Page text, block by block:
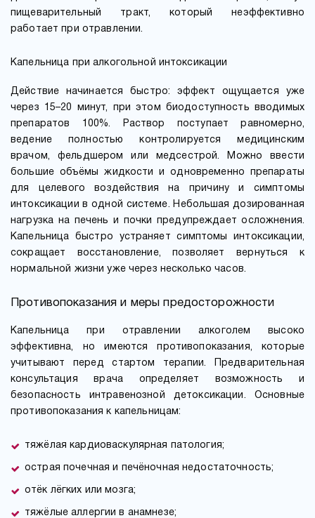
пищеварительный тракт, который неэффективно
работает при отравлении.
Капельница при алкогольной интоксикации
Действие начинается быстро: эффект ощущается уже
через 15–20 минут, при этом биодоступность вводимых
препаратов 100%. Раствор поступает равномерно,
ведение полностью контролируется медицинским
врачом, фельдшером или медсестрой. Можно ввести
большие объёмы жидкости и одновременно препараты
для целевого воздействия на причину и симптомы
интоксикации в одной системе. Небольшая дозированная
нагрузка на печень и почки предупреждает осложнения.
Капельница быстро устраняет симптомы интоксикации,
сокращает восстановление, позволяет вернуться к
нормальной жизни уже через несколько часов.
Противопоказания и меры предосторожности
Капельница при отравлении алкоголем высоко
эффективна, но имеются противопоказания, которые
учитывают перед стартом терапии. Предварительная
консультация врача определяет возможность и
безопасность интравенозной детоксикации. Основные
противопоказания к капельницам:
тяжёлая кардиоваскулярная патология;
острая почечная и печёночная недостаточность;
отёк лёгких или мозга;
тяжёлые аллергии в анамнезе;